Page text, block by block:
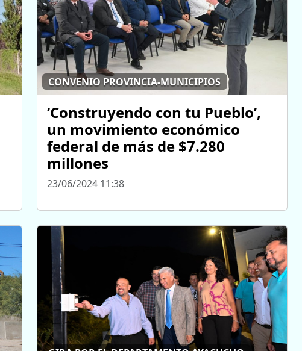
CONVENIO PROVINCIA-MUNICIPIOS
‘Construyendo con tu Pueblo’,
un movimiento económico
federal de más de $7.280
millones
23/06/2024 11:38